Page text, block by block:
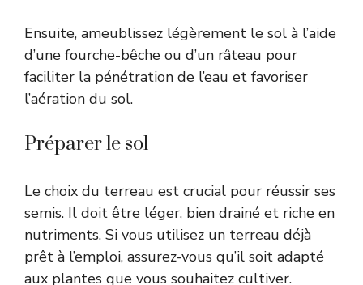
Ensuite, ameublissez légèrement le sol à l’aide
d’une fourche-bêche ou d’un râteau pour
faciliter la pénétration de l’eau et favoriser
l’aération du sol.
Préparer le sol
Le choix du terreau est crucial pour réussir ses
semis. Il doit être léger, bien drainé et riche en
nutriments. Si vous utilisez un terreau déjà
prêt à l’emploi, assurez-vous qu’il soit adapté
aux plantes que vous souhaitez cultiver.